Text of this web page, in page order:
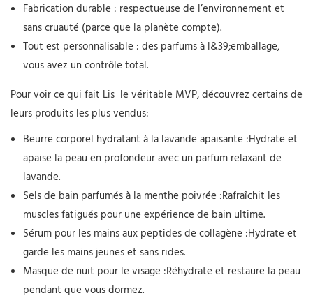
Fabrication durable : respectueuse de l’environnement et
sans cruauté (parce que la planète compte).
Tout est personnalisable : des parfums à l&39;emballage,
vous avez un contrôle total.
Pour voir ce qui fait Lis le véritable MVP, découvrez certains de
leurs produits les plus vendus:
Beurre corporel hydratant à la lavande apaisante :Hydrate et
apaise la peau en profondeur avec un parfum relaxant de
lavande.
Sels de bain parfumés à la menthe poivrée :Rafraîchit les
muscles fatigués pour une expérience de bain ultime.
Sérum pour les mains aux peptides de collagène :Hydrate et
garde les mains jeunes et sans rides.
Masque de nuit pour le visage :Réhydrate et restaure la peau
pendant que vous dormez.